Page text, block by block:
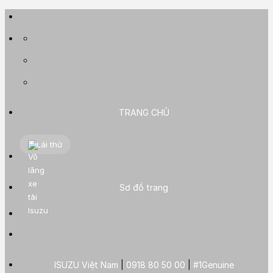
Skip
TRANG CHỦ
Lái thử
Sơ đồ trang
ISUZU Việt Nam 0918 80 50 00 #1Genuine